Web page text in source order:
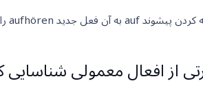
از افعال معمولی شناسایی